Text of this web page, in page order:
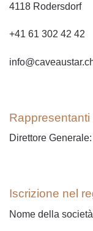
4118 Rodersdorf
+41 61 302 42 42
Rappresentanti
Direttore
Iscrizione nel
Nome della